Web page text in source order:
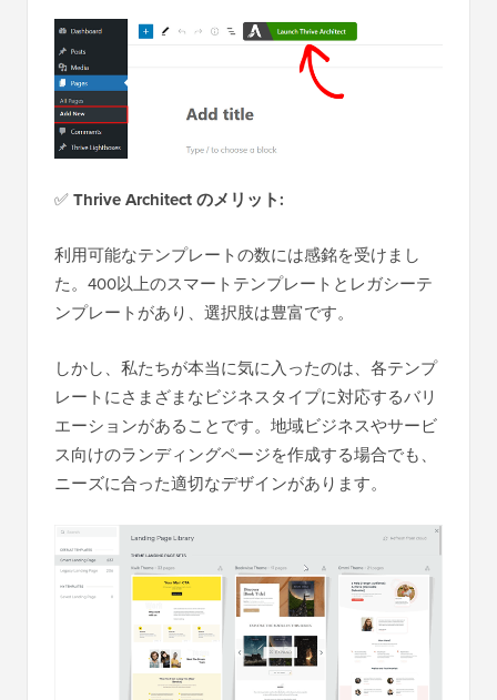
✅Thrive Architect のメリット:
利用可能なテンプレートの数には感銘を受けまし
た。400以上のスマートテンプレートとレガシーテ
ンプレートがあり、選択肢は豊富です。
しかし、私たちが本当に気に入ったのは、各テンプ
レートにさまざまなビジネスタイプに対応するバリ
エーションがあることです。地域ビジネスやサービ
ス向けのランディングページを作成する場合でも、
ニーズに合った適切なデザインがあります。